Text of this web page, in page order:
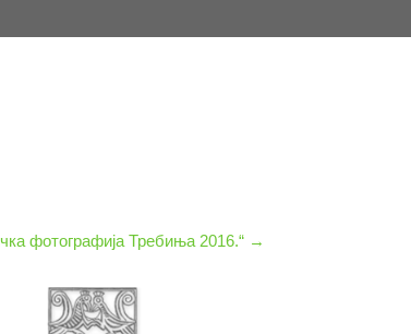
фотографија Требиња 2016.“ →